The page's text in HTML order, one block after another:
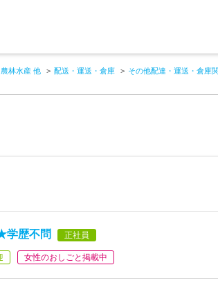
林水産 他 配送・運送・倉庫 その他配達・運送・倉庫
学歴不問 正社員
女性のおしごと掲載中